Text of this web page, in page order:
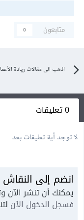
متابعون
0
اذهب الى مقالات ريادة
0 تعليقات
لا توجد أية تعليقات بعد
انضم إلى النقاش
يمكنك أن تنشر الآن
فسجل الدخول الآن